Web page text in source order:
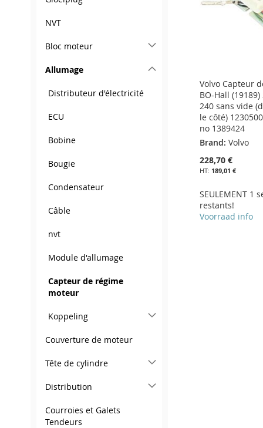
D’ENVIE
Volvo Capteur
BO-Hall
240 sans vide
le côté)
no 1389424
Brand: Volvo
228,70 €
189,01 €
SEULEMENT 1
restants!
Voorraad info
Ajouter au panier
AJOUTER
À
MA
LISTE
D’ENVIE
AJOUTER
AU
COMPARATEUR
MA
AU
ÀAJOUTER
NVT
Bloc moteur
Allumage
Distributeur d'électricité
ECU
Bobine
Bougie
Condensateur
Câble
nvt
Module d'allumage
Capteur de régime
moteur
Koppeling
Couverture de moteur
Tête de cylindre
Distribution
Courroies et Galets
Tendeurs